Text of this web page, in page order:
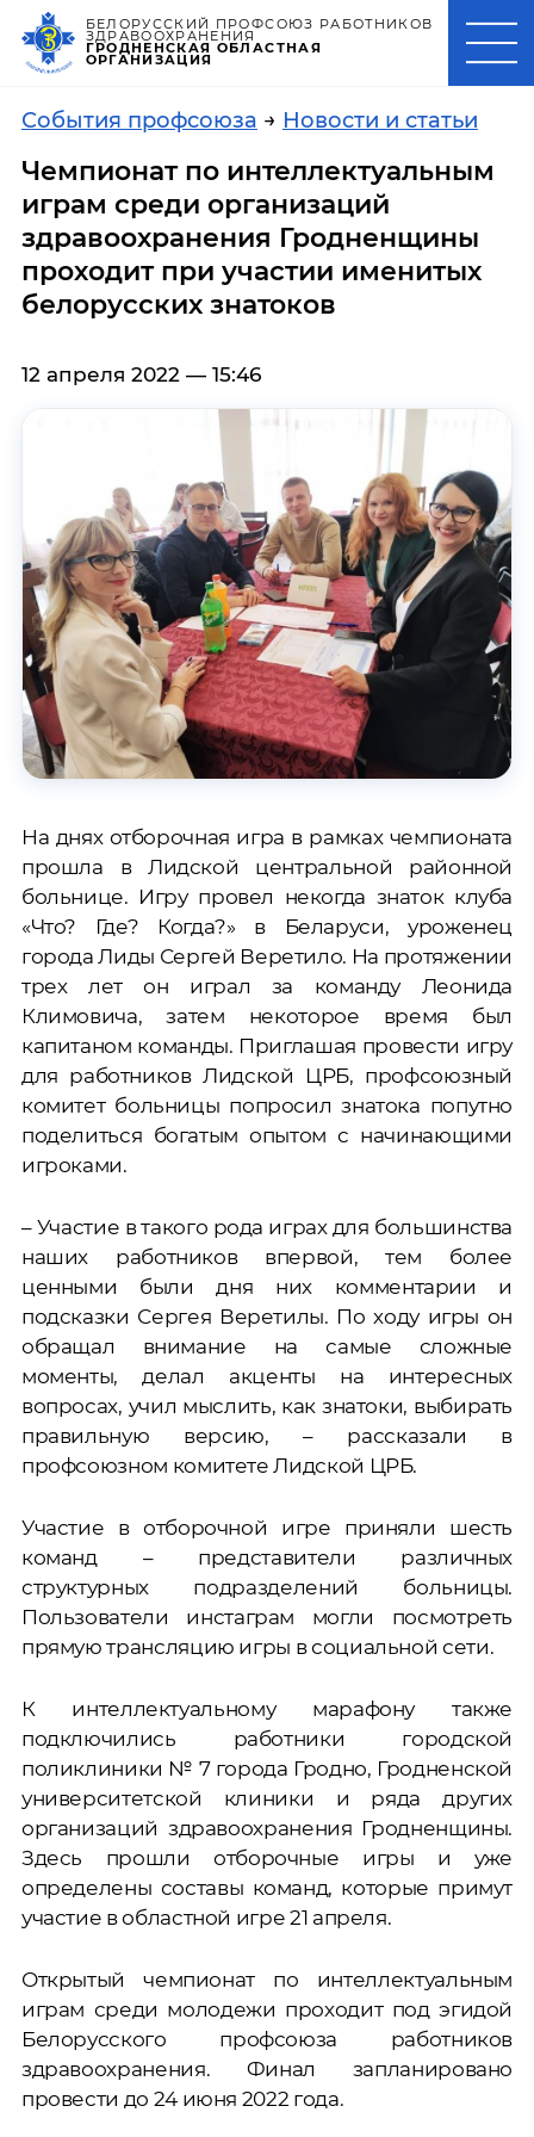
БЕЛОРУССКИЙ ПРОФСОЮЗ РАБОТНИКОВ
ЗДРАВООХРАНЕНИЯ
ГРОДНЕНСКАЯ ОБЛАСТНАЯ
ОРГАНИЗАЦИЯ
События профсоюза → Новости и статьи
Чемпионат по интеллектуальным
играм среди организаций
здравоохранения Гродненщины
проходит при участии именитых
белорусских знатоков
12 апреля 2022 — 15:46
На днях отборочная игра в рамках чемпионата
прошла в Лидской центральной районной
больнице. Игру провел некогда знаток клуба
«Что? Где? Когда?» в Беларуси, уроженец
города Лиды Сергей Веретило. На протяжении
трех лет он играл за команду Леонида
Климовича, затем некоторое время был
капитаном команды. Приглашая провести игру
для работников Лидской ЦРБ, профсоюзный
комитет больницы попросил знатока попутно
поделиться богатым опытом с начинающими
игроками.
– Участие в такого рода играх для большинства
наших работников впервой, тем более
ценными были дня них комментарии и
подсказки Сергея Веретилы. По ходу игры он
обращал внимание на самые сложные
моменты, делал акценты на интересных
вопросах, учил мыслить, как знатоки, выбирать
правильную версию, – рассказали в
профсоюзном комитете Лидской ЦРБ.
Участие в отборочной игре приняли шесть
команд – представители различных
структурных подразделений больницы.
Пользователи инстаграм могли посмотреть
прямую трансляцию игры в социальной сети.
К интеллектуальному марафону также
подключились работники городской
поликлиники № 7 города Гродно, Гродненской
университетской клиники и ряда других
организаций здравоохранения Гродненщины.
Здесь прошли отборочные игры и уже
определены составы команд, которые примут
участие в областной игре 21 апреля.
Открытый чемпионат по интеллектуальным
играм среди молодежи проходит под эгидой
Белорусского профсоюза работников
здравоохранения. Финал запланировано
провести до 24 июня 2022 года.